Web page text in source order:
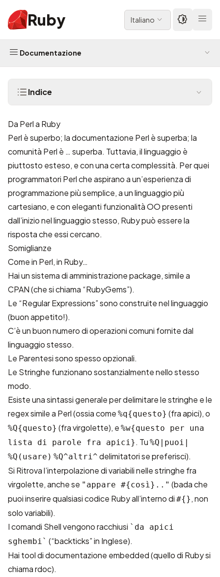
Ruby Italiano
Documentazione
Indice
Da Perl a Ruby
Perl è superbo; la documentazione Perl è superba; la
comunità Perl è … superba. Tuttavia, il linguaggio è
piuttosto esteso, e con una certa complessità. Per quei
programmatori Perl che aspirano a un’esperienza di
programmazione più semplice, a un linguaggio più
cartesiano, e con eleganti funzionalità OO presenti
dall’inizio nel linguaggio stesso, Ruby può essere la
risposta che essi cercano.
Somiglianze
Come in Perl, in Ruby…
Hai un sistema di amministrazione package, simile a
CPAN (che si chiama “RubyGems”).
Le “Regular Expressions” sono construite nel linguaggio
(buon appetito!).
C’è un buon numero di operazioni comuni fornite dal
linguaggio stesso.
Le Parentesi sono spesso opzionali.
Le Stringhe funzionano sostanzialmente nello stesso
modo.
Esiste una sintassi generale per delimitare le stringhe e le
regex simile a Perl (ossia come %q{questo} (fra apici), o
%Q{questo} (fra virgolette), e %w{questo per una
lista di parole fra apici} . Tu %Q|puoi|
%Q(usare) %Q^altri^ delimitatori se preferisci).
Si Ritrova l’interpolazione di variabili nelle stringhe fra
virgolette, anche se "appare #{così}.." (bada che
puoi inserire qualsiasi codice Ruby all’interno di #{} , non
solo variabili).
I comandi Shell vengono racchiusi `da apici
sghembi` (“backticks” in Inglese).
Hai tool di documentazione embedded (quello di Ruby si
chiama rdoc).